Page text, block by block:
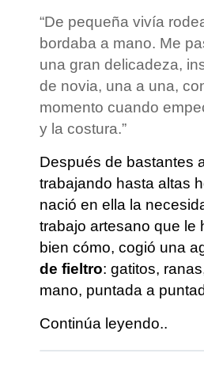
“De pequeña vivía
bordaba a mano. Me
una gran delicadeza,
de novia, una a una,
momento cuando
y la costura.”
Después de bastantes
trabajando hasta altas
nació en ella la
trabajo artesano que le
bien cómo, cogió una
de fieltro: gatitos,
mano, puntada a
Continúa leyendo..